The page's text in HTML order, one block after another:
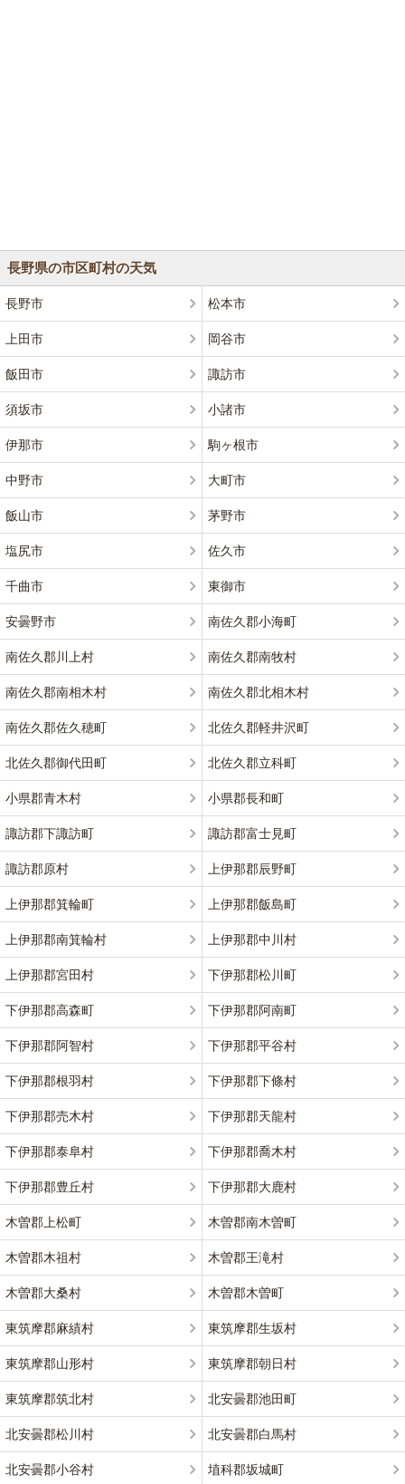
長野県の市区町村の天気
長野市 松本市
上田市 岡谷市
飯田市 諏訪市
須坂市 小諸市
伊那市 駒ヶ根市
中野市 大町市
飯山市 茅野市
塩尻市 佐久市
千曲市 東御市
安曇野市 南佐久郡小海町
南佐久郡川上村 南佐久郡南牧村
南佐久郡南相木村 南佐久郡北相木村
南佐久郡佐久穂町 北佐久郡軽井沢町
北佐久郡御代田町 北佐久郡立科町
小県郡青木村 小県郡長和町
諏訪郡下諏訪町 諏訪郡富士見町
諏訪郡原村 上伊那郡辰野町
上伊那郡箕輪町 上伊那郡飯島町
上伊那郡南箕輪村 上伊那郡中川村
上伊那郡宮田村 下伊那郡松川町
下伊那郡高森町 下伊那郡阿南町
下伊那郡阿智村 下伊那郡平谷村
下伊那郡根羽村 下伊那郡下條村
下伊那郡売木村 下伊那郡天龍村
下伊那郡泰阜村 下伊那郡喬木村
下伊那郡豊丘村 下伊那郡大鹿村
木曽郡上松町 木曽郡南木曽町
木曽郡木祖村 木曽郡王滝村
木曽郡大桑村 木曽郡木曽町
東筑摩郡麻績村 東筑摩郡生坂村
東筑摩郡山形村 東筑摩郡朝日村
東筑摩郡筑北村 北安曇郡池田町
北安曇郡松川村 北安曇郡白馬村
北安曇郡小谷村 埴科郡坂城町